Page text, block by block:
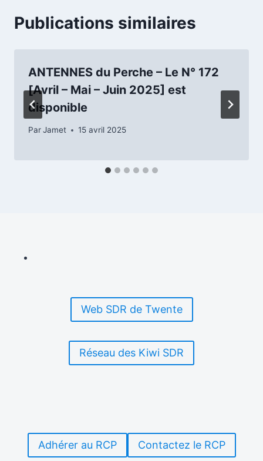
Publications similaires
ANTENNES du Perche – Le N° 172
[Avril – Mai – Juin 2025] est
disponible
ParJamet 15 avril 2025
Web SDR de Twente
Réseau des Kiwi SDR
Adhérer au RCP Contactez le RCP